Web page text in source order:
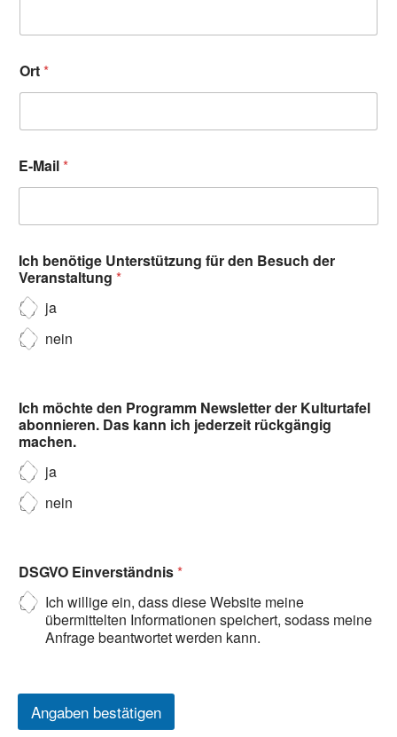
Ort*
E-Mail*
Ich benötige Unterstützung für den Besuch der
Veranstaltung *
ja
nein
Ich möchte den Programm Newsletter der Kulturtafel
abonnieren. Das kann ich jederzeit rückgängig
machen.
ja
nein
DSGVO Einverständnis*
Ich willige ein, dass diese Website meine
übermittelten Informationen speichert, sodass meine
Anfrage beantwortet werden kann.
Angaben bestätigen